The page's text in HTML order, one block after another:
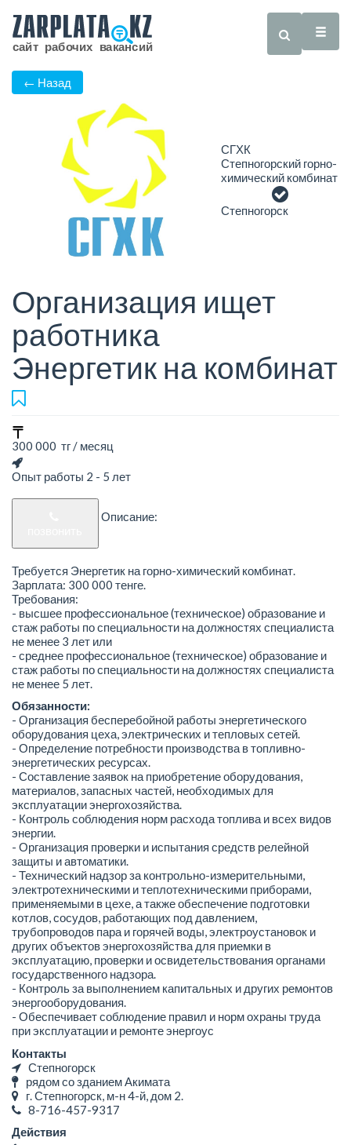
← Назад
СГХК
Степногорский горно-
химический комбинат
Степногорск
Организация ищет
работника
Энергетик на комбинат
300 000 тг / месяц
Опыт работы 2 - 5 лет
Описание:
Требуется Энергетик на горно-химический комбинат.
Зарплата: 300 000 тенге.
Требования:
- высшее профессиональное (техническое) образование и
стаж работы по специальности на должностях специалиста
не менее 3 лет или
- среднее профессиональное (техническое) образование и
стаж работы по специальности на должностях специалиста
не менее 5 лет.
Обязанности:
- Организация бесперебойной работы энергетического
оборудования цеха, электрических и тепловых сетей.
- Определение потребности производства в топливно-
энергетических ресурсах.
- Составление заявок на приобретение оборудования,
материалов, запасных частей, необходимых для
эксплуатации энергохозяйства.
- Контроль соблюдения норм расхода топлива и всех видов
энергии.
- Организация проверки и испытания средств релейной
защиты и автоматики.
- Технический надзор за контрольно-измерительными,
электротехническими и теплотехническими приборами,
применяемыми в цехе, а также обеспечение подготовки
котлов, сосудов, работающих под давлением,
трубопроводов пара и горячей воды, электроустановок и
других объектов энергохозяйства для приемки в
эксплуатацию, проверки и освидетельствования органами
государственного надзора.
- Контроль за выполнением капитальных и других ремонтов
энергооборудования.
- Обеспечивает соблюдение правил и норм охраны труда
при эксплуатации и ремонте энергоус
Контакты
Степногорск
рядом со зданием Акимата
г. Степногорск, м-н ​4-й, дом 2.
8-716-457-9317
Действия